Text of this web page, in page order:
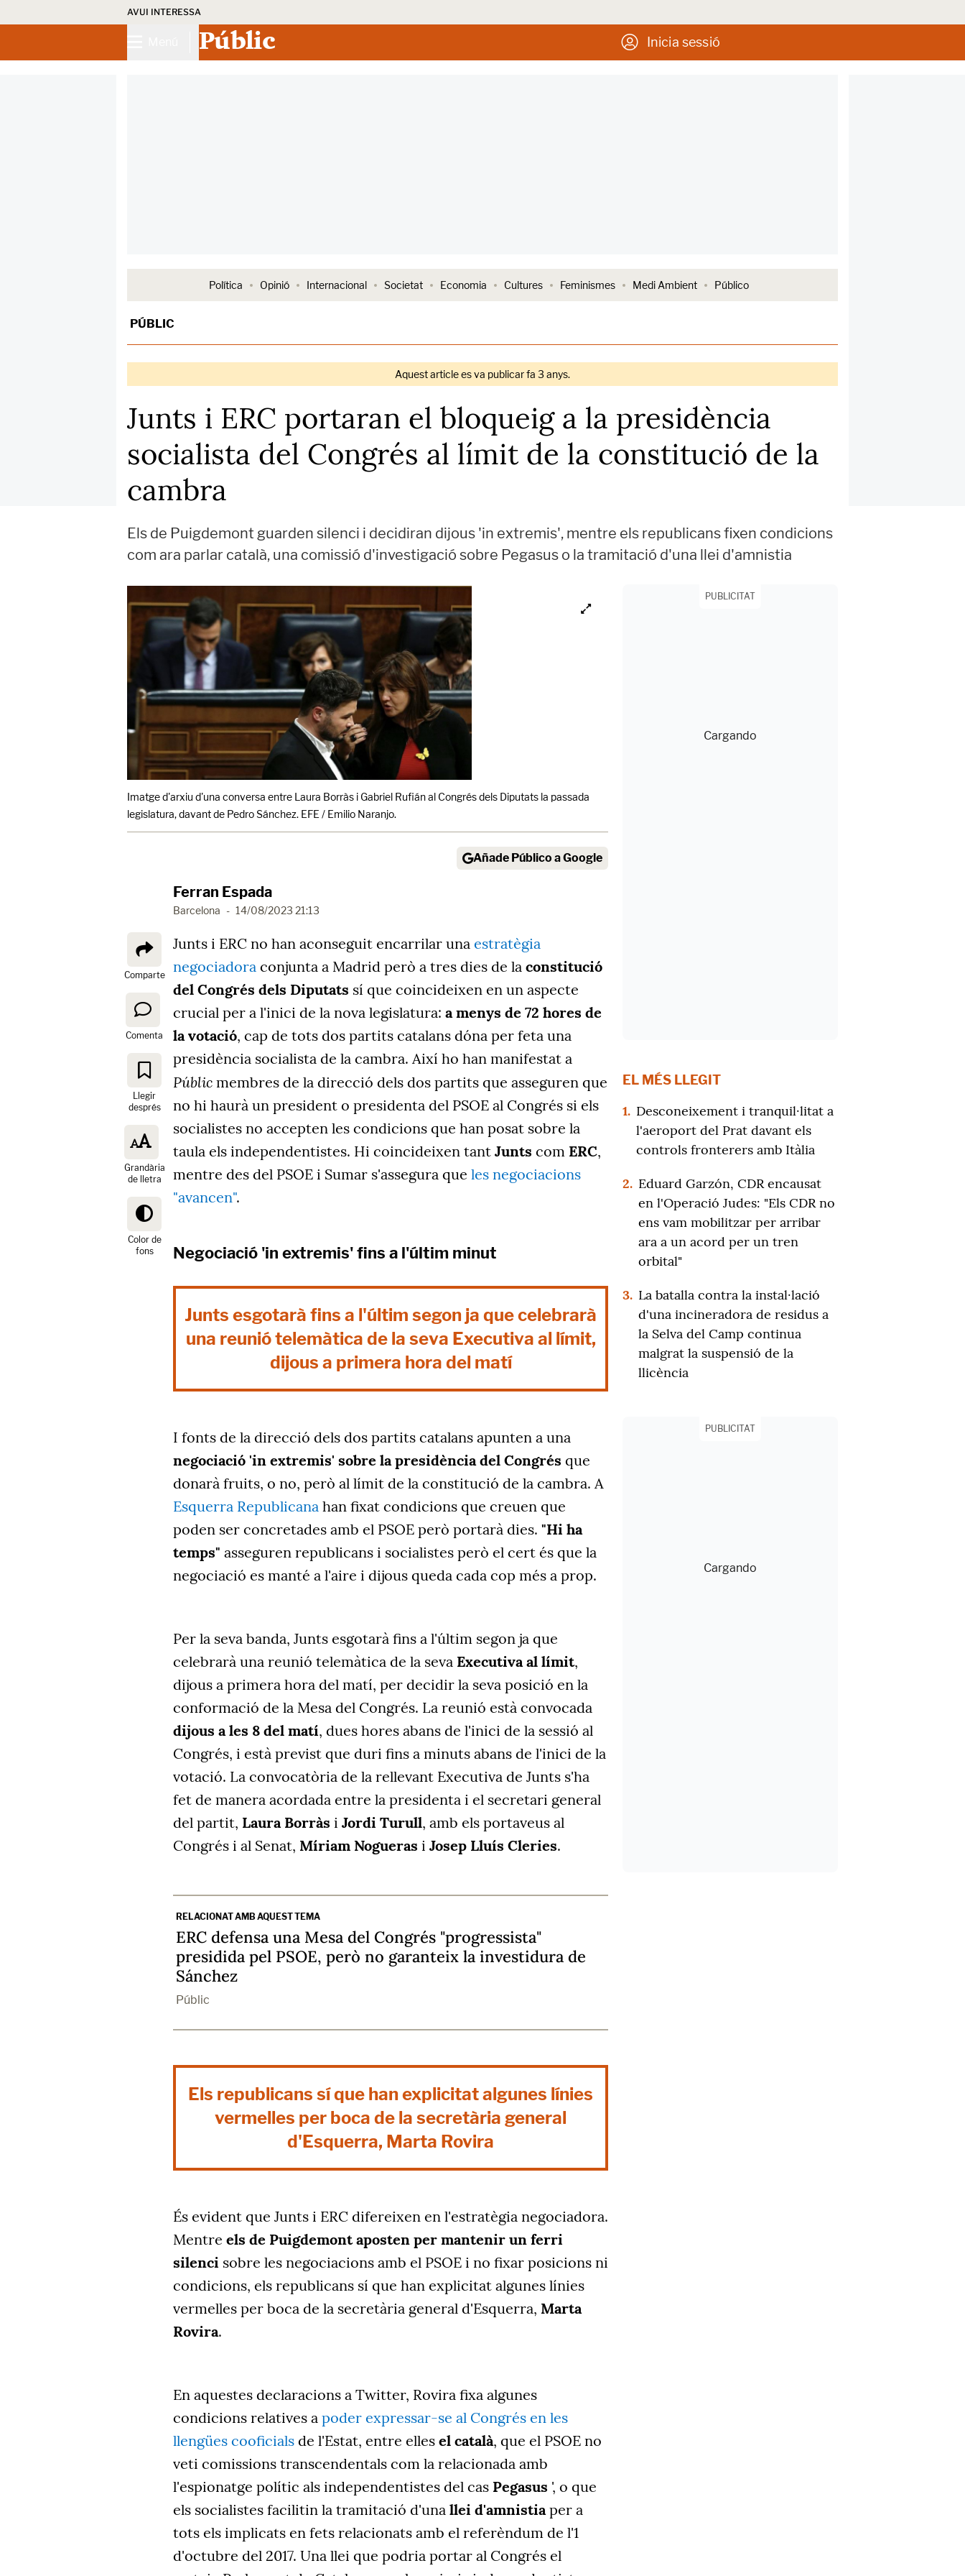
AVUI INTERESSA
Públic Inicia sessió
Política Opinió Internacional Societat Economia Cultures Feminismes Medi Ambient Público
PÚBLIC
Aquest article es va publicar fa 3 anys.
Junts i ERC portaran el bloqueig a la presidència
socialista del Congrés al límit de la constitució de la
cambra
Els de Puigdemont guarden silenci i decidiran dijous 'in extremis', mentre els republicans fixen condicions
com ara parlar català, una comissió d'investigació sobre Pegasus o la tramitació d'una llei d'amnistia
Imatge d'arxiu d'una conversa entre Laura Borràs i Gabriel Rufián al Congrés dels Diputats la passada
legislatura, davant de Pedro Sánchez. EFE / Emilio Naranjo.
Añade Público a Google
Ferran Espada
Barcelona - 14/08/2023 21:13
Comparte
Comenta
Llegir
després
Grandària
de lletra
Color de
fons
Junts i ERC no han aconseguit encarrilar una estratègia
negociadora conjunta a Madrid però a tres dies de la constitució
del Congrés dels Diputats sí que coincideixen en un aspecte
crucial per a l'inici de la nova legislatura: a menys de 72 hores de
la votació, cap de tots dos partits catalans dóna per feta una
presidència socialista de la cambra. Així ho han manifestat a
Públic membres de la direcció dels dos partits que asseguren que
no hi haurà un president o presidenta del PSOE al Congrés si els
socialistes no accepten les condicions que han posat sobre la
taula els independentistes. Hi coincideixen tant Junts com ERC,
mentre des del PSOE i Sumar s'assegura que les negociacions
"avancen".
Negociació 'in extremis' fins a l'últim minut
Junts esgotarà fins a l'últim segon ja que celebrarà
una reunió telemàtica de la seva Executiva al límit,
dijous a primera hora del matí
I fonts de la direcció dels dos partits catalans apunten a una
negociació 'in extremis' sobre la presidència del Congrés que
donarà fruits, o no, però al límit de la constitució de la cambra. A
Esquerra Republicana han fixat condicions que creuen que
poden ser concretades amb el PSOE però portarà dies. "Hi ha
temps" asseguren republicans i socialistes però el cert és que la
negociació es manté a l'aire i dijous queda cada cop més a prop.
Per la seva banda, Junts esgotarà fins a l'últim segon ja que
celebrarà una reunió telemàtica de la seva Executiva al límit,
dijous a primera hora del matí, per decidir la seva posició en la
conformació de la Mesa del Congrés. La reunió està convocada
dijous a les 8 del matí, dues hores abans de l'inici de la sessió al
Congrés, i està previst que duri fins a minuts abans de l'inici de la
votació. La convocatòria de la rellevant Executiva de Junts s'ha
fet de manera acordada entre la presidenta i el secretari general
del partit, Laura Borràs i Jordi Turull, amb els portaveus al
Congrés i al Senat, Míriam Nogueras i Josep Lluís Cleries.
RELACIONAT AMB AQUEST TEMA
ERC defensa una Mesa del Congrés "progressista"
presidida pel PSOE, però no garanteix la investidura de
Sánchez
Públic
Els republicans sí que han explicitat algunes línies
vermelles per boca de la secretària general
d'Esquerra, Marta Rovira
És evident que Junts i ERC difereixen en l'estratègia negociadora.
Mentre els de Puigdemont aposten per mantenir un ferri
silenci sobre les negociacions amb el PSOE i no fixar posicions ni
condicions, els republicans sí que han explicitat algunes línies
vermelles per boca de la secretària general d'Esquerra, Marta
Rovira.
En aquestes declaracions a Twitter, Rovira fixa algunes
condicions relatives a poder expressar-se al Congrés en les
llengües cooficials de l'Estat, entre elles el català, que el PSOE no
veti comissions transcendentals com la relacionada amb
l'espionatge polític als independentistes del cas Pegasus ', o que
els socialistes facilitin la tramitació d'una llei d'amnistiaper a
tots els implicats en fets relacionats amb el referèndum de l'1
d'octubre del 2017. Una llei que podria portar al Congrés el
PUBLICITAT
EL MÉS LLEGIT
1. Desconeixement i tranquil·litat a
l'aeroport del Prat davant els
controls fronterers amb Itàlia
2. Eduard Garzón, CDR encausat
en l'Operació Judes: "Els CDR no
ens vam mobilitzar per arribar
ara a un acord per un tren
orbital"
3. La batalla contra la instal·lació
d'una incineradora de residus a
la Selva del Camp continua
malgrat la suspensió de la
llicència
PUBLICITAT